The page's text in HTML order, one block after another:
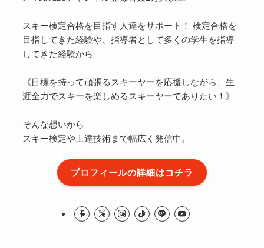
スキー検定合格を目指す人達をサポート！ 検定合格を
目指してきた経験や、指導者として多くの学生を指導
してきた経験から
《目標を持って頑張るスキーヤーを応援しながら、生
涯全力でスキーを楽しめるスキーヤーでありたい！》
そんな想いから
スキー検定や上達技術まで幅広く発信中。
プロフィールの詳細はコチラ